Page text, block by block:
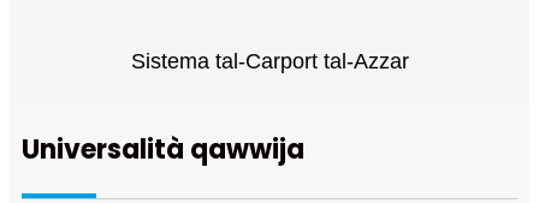
Sistema tal-Carport tal-Azzar
Universalità qawwija